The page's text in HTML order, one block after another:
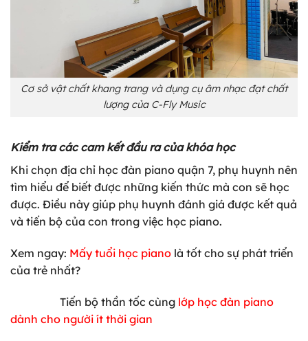
Cơ sở vật chất khang trang và dụng cụ âm nhạc đạt chất
lượng của C-Fly Music
Kiểm tra các cam kết đầu ra của khóa học
Khi chọn địa chỉ học đàn piano quận 7, phụ huynh nên
tìm hiểu để biết được những kiến thức mà con sẽ học
được. Điều này giúp phụ huynh đánh giá được kết quả
và tiến bộ của con trong việc học piano.
Xem ngay: Mấy tuổi học piano là tốt cho sự phát triển
của trẻ nhất?
Tiến bộ thần tốc cùng lớp học đàn piano
dành cho người ít thời gian